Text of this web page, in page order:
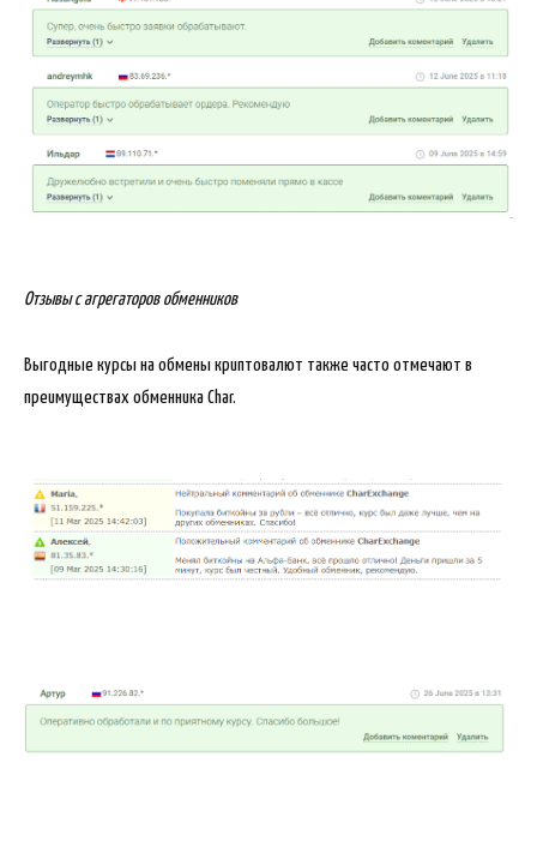
Отзывы с агрегаторов обменников
Выгодные курсы на обмены криптовалют также часто отмечают в
преимуществах обменника Char.